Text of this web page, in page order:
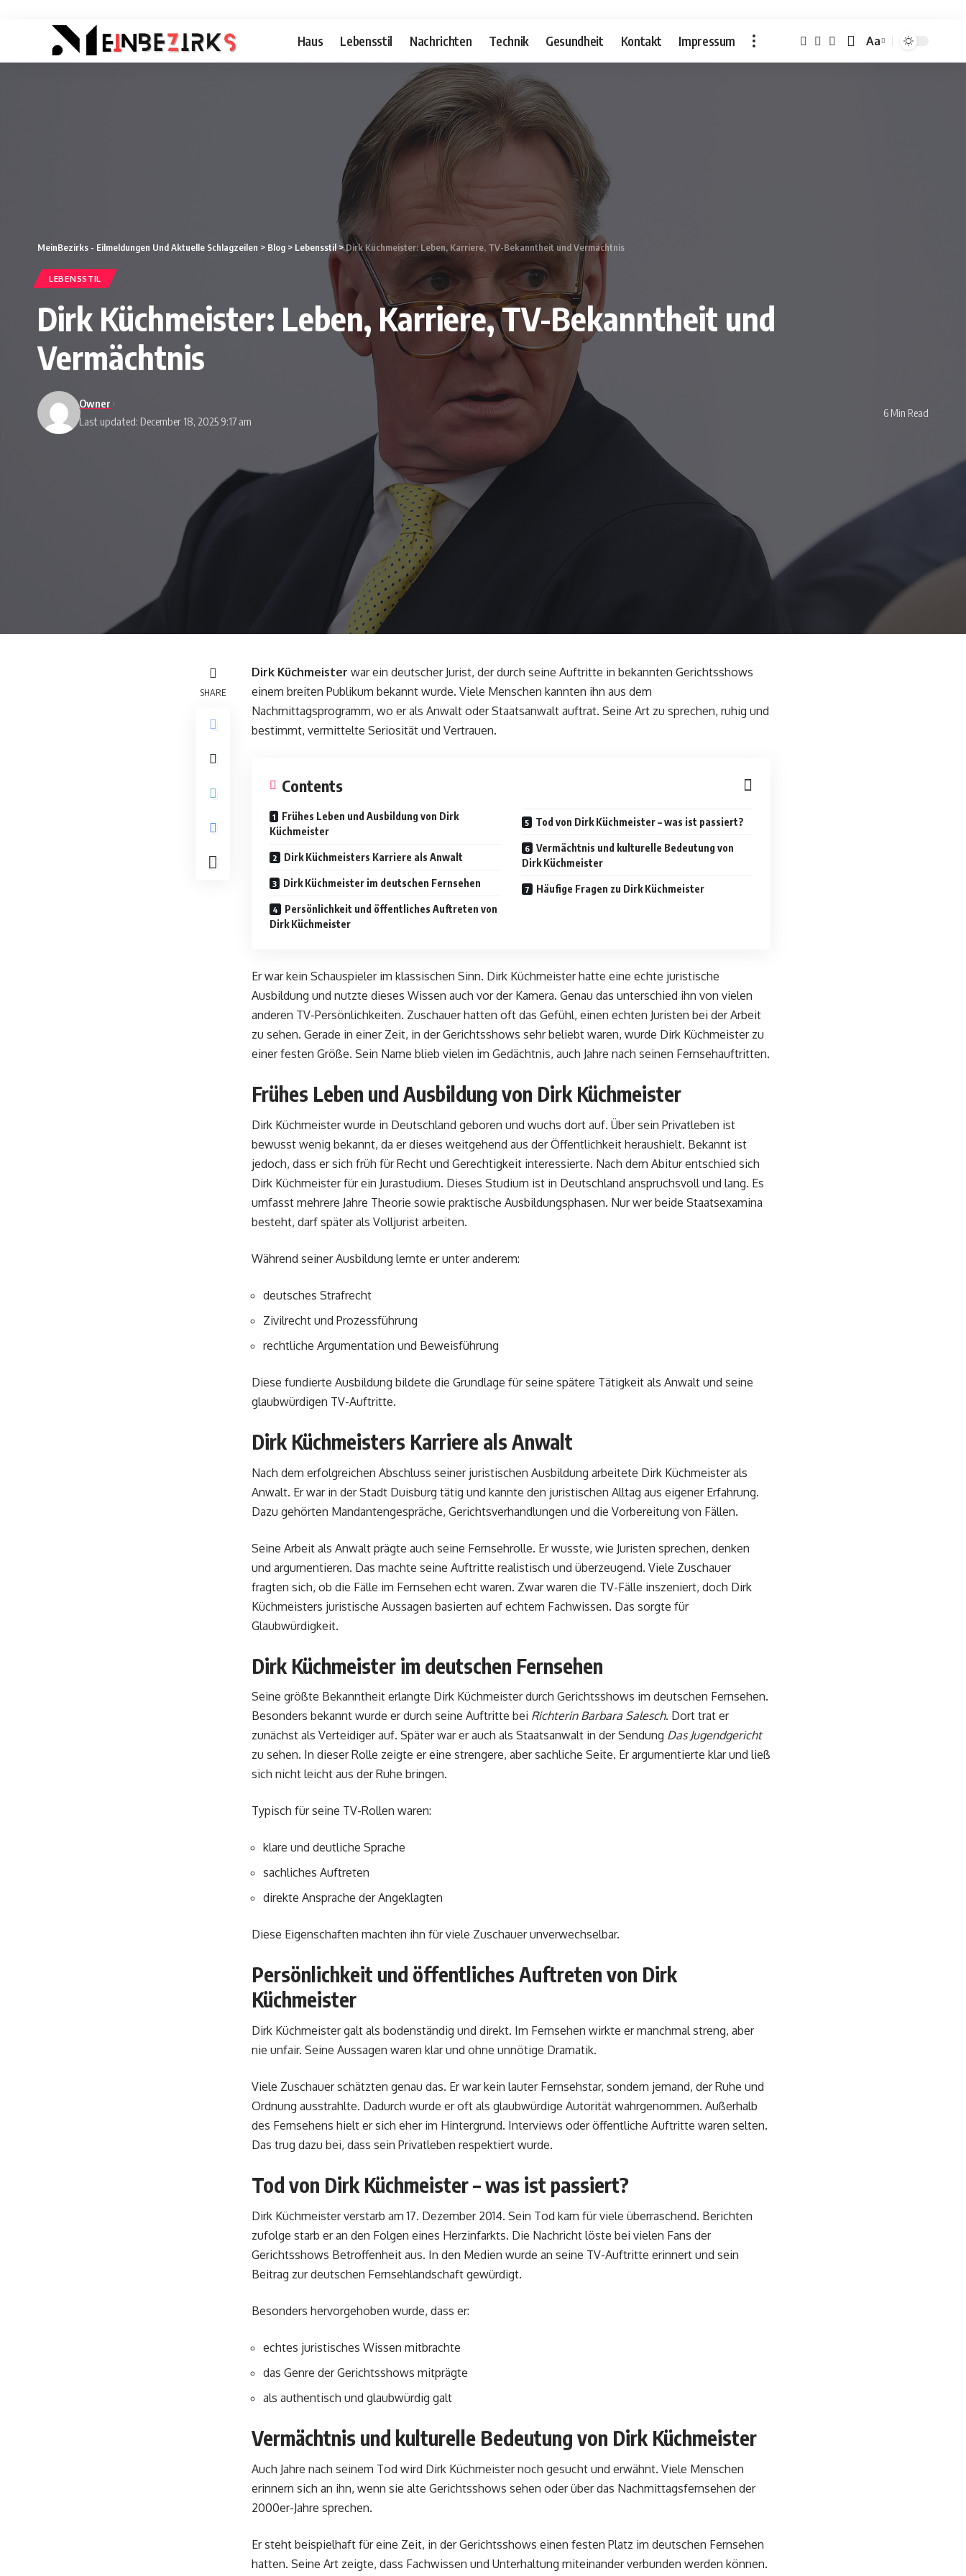
Haus Lebensstil Nachrichten Technik Gesundheit Kontakt Impressum
Font
Aa
MeinBezirks - Eilmeldungen Und Aktuelle Schlagzeilen > Blog > Lebensstil>Dirk Küchmeister: Leben, Karriere, TV-Bekanntheit und Vermächtnis
LEBENSSTIL
Dirk Küchmeister: Leben, Karriere, TV-Bekanntheit und
Vermächtnis
Last updated: December 18, 2025 9:17 am
Owner
6 Min Read
SHARE
Dirk Küchmeister war ein deutscher Jurist, der durch seine Auftritte in bekannten Gerichtsshows
einem breiten Publikum bekannt wurde. Viele Menschen kannten ihn aus dem
Nachmittagsprogramm, wo er als Anwalt oder Staatsanwalt auftrat. Seine Art zu sprechen, ruhig und
bestimmt, vermittelte Seriosität und Vertrauen.
Contents
Frühes Leben und Ausbildung von Dirk
Küchmeister
Dirk Küchmeisters Karriere als Anwalt
Dirk Küchmeister im deutschen Fernsehen
Persönlichkeit und öffentliches Auftreten von
Dirk Küchmeister
Tod von Dirk Küchmeister – was ist passiert?
Vermächtnis und kulturelle Bedeutung von
Dirk Küchmeister
Häufige Fragen zu Dirk Küchmeister
Er war kein Schauspieler im klassischen Sinn. Dirk Küchmeister hatte eine echte juristische
Ausbildung und nutzte dieses Wissen auch vor der Kamera. Genau das unterschied ihn von vielen
anderen TV-Persönlichkeiten. Zuschauer hatten oft das Gefühl, einen echten Juristen bei der Arbeit
zu sehen. Gerade in einer Zeit, in der Gerichtsshows sehr beliebt waren, wurde Dirk Küchmeister zu
einer festen Größe. Sein Name blieb vielen im Gedächtnis, auch Jahre nach seinen Fernsehauftritten.
Frühes Leben und Ausbildung von Dirk Küchmeister
Dirk Küchmeister wurde in Deutschland geboren und wuchs dort auf. Über sein Privatleben ist
bewusst wenig bekannt, da er dieses weitgehend aus der Öffentlichkeit heraushielt. Bekannt ist
jedoch, dass er sich früh für Recht und Gerechtigkeit interessierte. Nach dem Abitur entschied sich
Dirk Küchmeister für ein Jurastudium. Dieses Studium ist in Deutschland anspruchsvoll und lang. Es
umfasst mehrere Jahre Theorie sowie praktische Ausbildungsphasen. Nur wer beide Staatsexamina
besteht, darf später als Volljurist arbeiten.
Während seiner Ausbildung lernte er unter anderem:
deutsches Strafrecht
Zivilrecht und Prozessführung
rechtliche Argumentation und Beweisführung
Diese fundierte Ausbildung bildete die Grundlage für seine spätere Tätigkeit als Anwalt und seine
glaubwürdigen TV-Auftritte.
Dirk Küchmeisters Karriere als Anwalt
Nach dem erfolgreichen Abschluss seiner juristischen Ausbildung arbeitete Dirk Küchmeister als
Anwalt. Er war in der Stadt Duisburg tätig und kannte den juristischen Alltag aus eigener Erfahrung.
Dazu gehörten Mandantengespräche, Gerichtsverhandlungen und die Vorbereitung von Fällen.
Seine Arbeit als Anwalt prägte auch seine Fernsehrolle. Er wusste, wie Juristen sprechen, denken
und argumentieren. Das machte seine Auftritte realistisch und überzeugend. Viele Zuschauer
fragten sich, ob die Fälle im Fernsehen echt waren. Zwar waren die TV-Fälle inszeniert, doch Dirk
Küchmeisters juristische Aussagen basierten auf echtem Fachwissen. Das sorgte für
Glaubwürdigkeit.
Dirk Küchmeister im deutschen Fernsehen
Seine größte Bekanntheit erlangte Dirk Küchmeister durch Gerichtsshows im deutschen Fernsehen.
Besonders bekannt wurde er durch seine Auftritte bei Richterin Barbara Salesch. Dort trat er
zunächst als Verteidiger auf. Später war er auch als Staatsanwalt in der Sendung Das Jugendgericht
zu sehen. In dieser Rolle zeigte er eine strengere, aber sachliche Seite. Er argumentierte klar und ließ
sich nicht leicht aus der Ruhe bringen.
Typisch für seine TV-Rollen waren:
klare und deutliche Sprache
sachliches Auftreten
direkte Ansprache der Angeklagten
Diese Eigenschaften machten ihn für viele Zuschauer unverwechselbar.
Persönlichkeit und öffentliches Auftreten von Dirk
Küchmeister
Dirk Küchmeister galt als bodenständig und direkt. Im Fernsehen wirkte er manchmal streng, aber
nie unfair. Seine Aussagen waren klar und ohne unnötige Dramatik.
Viele Zuschauer schätzten genau das. Er war kein lauter Fernsehstar, sondern jemand, der Ruhe und
Ordnung ausstrahlte. Dadurch wurde er oft als glaubwürdige Autorität wahrgenommen. Außerhalb
des Fernsehens hielt er sich eher im Hintergrund. Interviews oder öffentliche Auftritte waren selten.
Das trug dazu bei, dass sein Privatleben respektiert wurde.
Tod von Dirk Küchmeister – was ist passiert?
Dirk Küchmeister verstarb am 17. Dezember 2014. Sein Tod kam für viele überraschend. Berichten
zufolge starb er an den Folgen eines Herzinfarkts. Die Nachricht löste bei vielen Fans der
Gerichtsshows Betroffenheit aus. In den Medien wurde an seine TV-Auftritte erinnert und sein
Beitrag zur deutschen Fernsehlandschaft gewürdigt.
Besonders hervorgehoben wurde, dass er:
echtes juristisches Wissen mitbrachte
das Genre der Gerichtsshows mitprägte
als authentisch und glaubwürdig galt
Vermächtnis und kulturelle Bedeutung von Dirk Küchmeister
Auch Jahre nach seinem Tod wird Dirk Küchmeister noch gesucht und erwähnt. Viele Menschen
erinnern sich an ihn, wenn sie alte Gerichtsshows sehen oder über das Nachmittagsfernsehen der
2000er-Jahre sprechen.
Er steht beispielhaft für eine Zeit, in der Gerichtsshows einen festen Platz im deutschen Fernsehen
hatten. Seine Art zeigte, dass Fachwissen und Unterhaltung miteinander verbunden werden können.